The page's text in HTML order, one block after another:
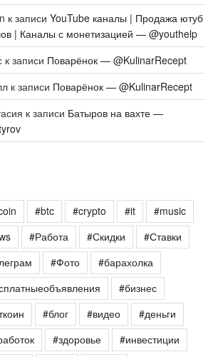
к записи YouTube каналы | Продажа ютуб
| Каналы с монетизацией — @youthelp
к записи Поварёнок — @KulinarRecept
к записи Поварёнок — @KulinarRecept
к записи Батыров на вахте —
#btc #crypto #it
#music
#Работа #Скидки
#Ставки
#Фото
#барахолка
#бизнес
#блог #видео
#деньги
#здоровье
#инвестиции